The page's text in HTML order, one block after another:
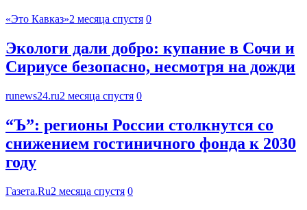
«Это Кавказ»2 месяца спустя 0
Экологи дали добро: купание в Сочи и
Сириусе безопасно, несмотря на дожди
runews24.ru2 месяца спустя 0
“Ъ”: регионы России столкнутся со
снижением гостиничного фонда к 2030
году
Газета.Ru2 месяца спустя 0